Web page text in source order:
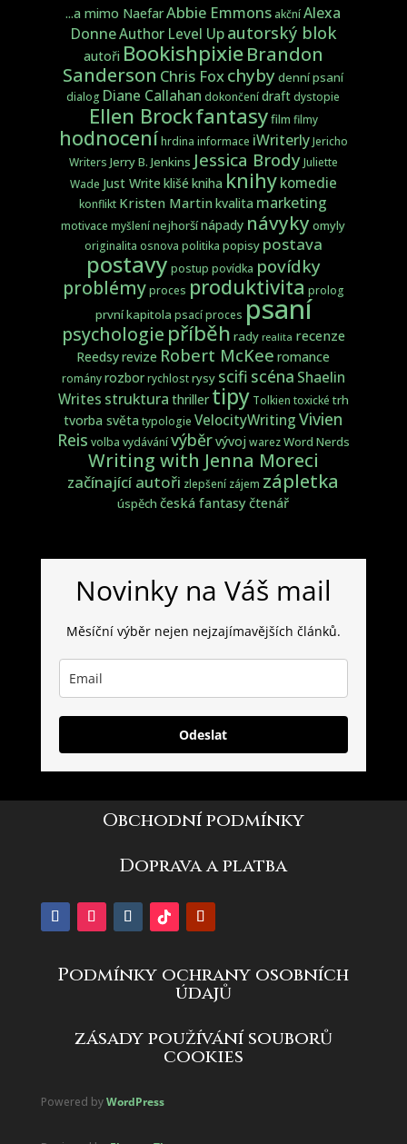
...a mimo NaefarAbbie Emmons akční Alexa
DonneAuthor Level Upautorský blok
autoři BookishpixieBrandon
Sanderson Chris Foxchybydenní psaní
dialog Diane Callahan dokončení draft dystopie
Ellen Brockfantasyfilm filmy
hodnoceníhrdina informace iWriterlyJericho
Writers Jerry B. Jenkins Jessica BrodyJuliette
Wade Just Write klišé kniha knihykomedie
konflikt Kristen Martinkvalita marketing
motivace myšlení nejhoršínápady návyky omyly
originalita osnova politika popisy postava
postavy postup povídka povídky
problémyproces produktivita prolog
první kapitola psací proces psaní
psychologie příběh rady realita recenze
Reedsyrevize Robert McKee romance
rományrozborrychlostrysy scifi scéna Shaelin
Writes struktura thriller tipy Tolkien toxické trh
tvorba světa typologie VelocityWriting Vivien
Reis volba vydávánívýběrvývoj warezWord Nerds
Writing with Jenna Moreci
začínající autoři zlepšení zájem zápletka
úspěch česká fantasyčtenář
Novinky na Váš mail
Měsíční výběr nejen nejzajímavějších článků.
Odeslat
Obchodní podmínky
Doprava a platba
Podmínky ochrany osobních
údajů
zásady používání souborů
cookies
Powered byWordPress